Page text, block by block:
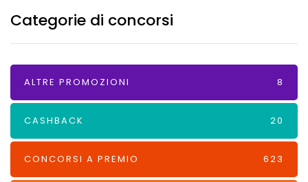
Categorie di concorsi
ALTRE PROMOZIONI 8
CASHBACK 20
CONCORSI A PREMIO 623